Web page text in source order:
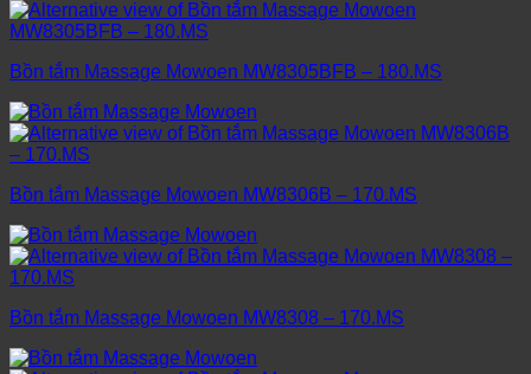
Bồn tắm Massage Mowoen MW8305BFB – 180.MS
Bồn tắm Massage Mowoen MW8306B – 170.MS
Bồn tắm Massage Mowoen MW8308 – 170.MS